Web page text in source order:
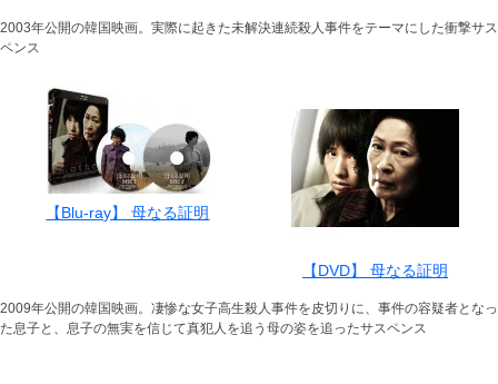
2003年公開の韓国映画。実際に起きた未解決連続殺人事件をテーマにした衝撃サス
ペンス
【Blu-ray】 母なる証明
【DVD】 母なる証明
2009年公開の韓国映画。凄惨な女子高生殺人事件を皮切りに、事件の容疑者となっ
た息子と、息子の無実を信じて真犯人を追う母の姿を追ったサスペンス